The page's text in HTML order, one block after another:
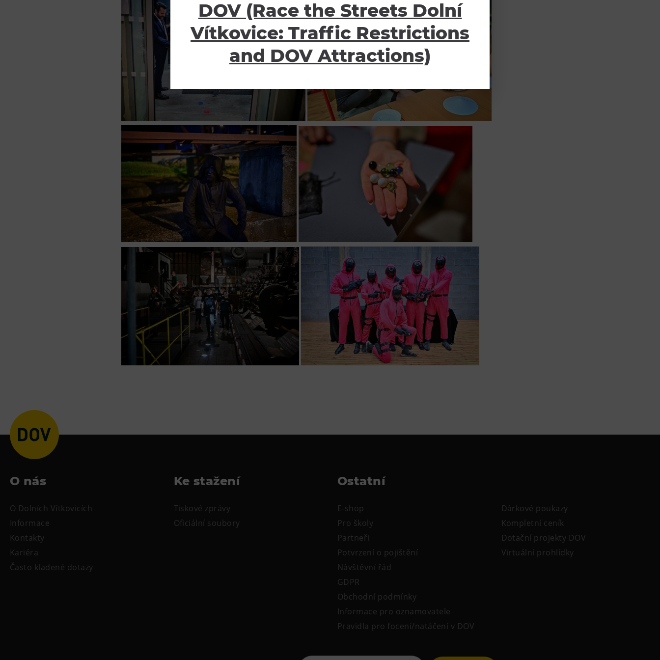
O nás
O Dolních Vítkovicích
Informace
Kontakty
Kariéra
Často kladené dotazy
Ke stažení
Tiskové zprávy
Oficiální soubory
Ostatní
E-shop
Pro školy
Partneři
Potvrzení o pojištění
Návštěvní řád
GDPR
Obchodní podmínky
Informace pro oznamovatele
Pravidla pro focení/natáčení v DOV
Dárkové poukazy
Kompletní ceník
Dotační projekty DOV
Virtuální prohlídky
DOV (Race the Streets Dolní
Vítkovice: Traffic Restrictions
and DOV Attractions)